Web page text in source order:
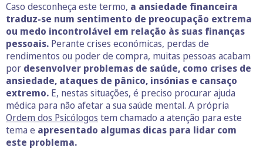
Caso desconheça este termo, a ansiedade financeira
traduz-se num sentimento de preocupação extrema
ou medo incontrolável em relação às suas finanças
pessoais. Perante crises económicas, perdas de
rendimentos ou poder de compra, muitas pessoas acabam
por desenvolver problemas de saúde, como crises de
ansiedade, ataques de pânico, insónias e cansaço
extremo. E, nestas situações, é preciso procurar ajuda
médica para não afetar a sua saúde mental. A própria
Ordem dos Psicólogos tem chamado a atenção para este
tema e apresentado algumas dicas para lidar com
este problema.